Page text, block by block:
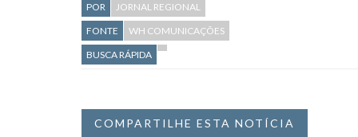
POR
JORNAL REGIONAL
FONTE
WH COMUNICAÇÕES
BUSCA RÁPIDA
COMPARTILHE ESTA NOTÍCIA